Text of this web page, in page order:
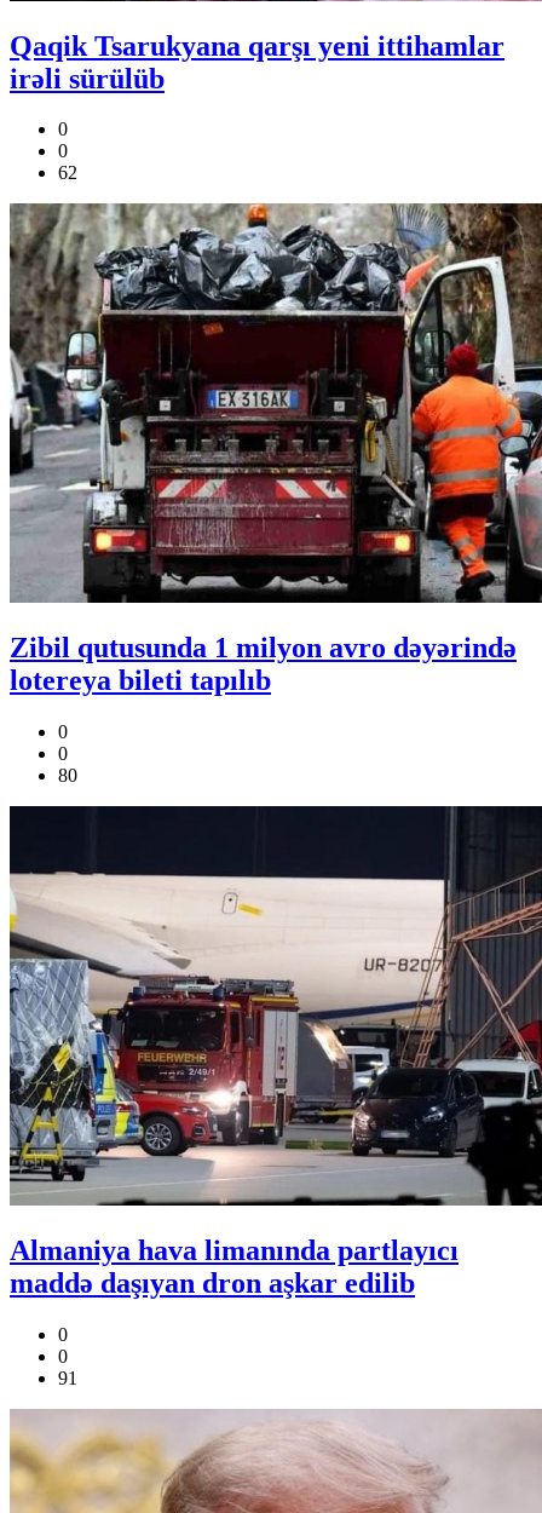
Qaqik Tsarukyana qarşı yeni ittihamlar
irəli sürülüb
0
0
62
Zibil qutusunda 1 milyon avro dəyərində
lotereya bileti tapılıb
0
0
80
Almaniya hava limanında partlayıcı
maddə daşıyan dron aşkar edilib
0
0
91